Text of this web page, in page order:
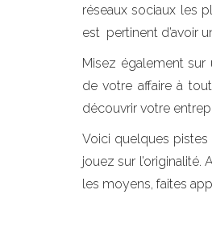
réseaux sociaux les
est pertinent d’avoir
Misez également
de votre affaire à
découvrir votre
Voici quelques
jouez sur l’originalité.
les moyens, faites